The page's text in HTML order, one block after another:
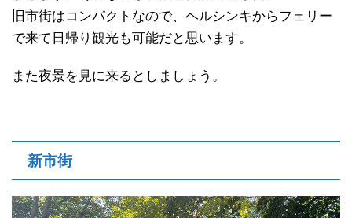
↑門を出たところにある「ふとっちょマルガレータ」さ
ん
さっきから思っててんけど、"のっぽ"とか"ふっとっち